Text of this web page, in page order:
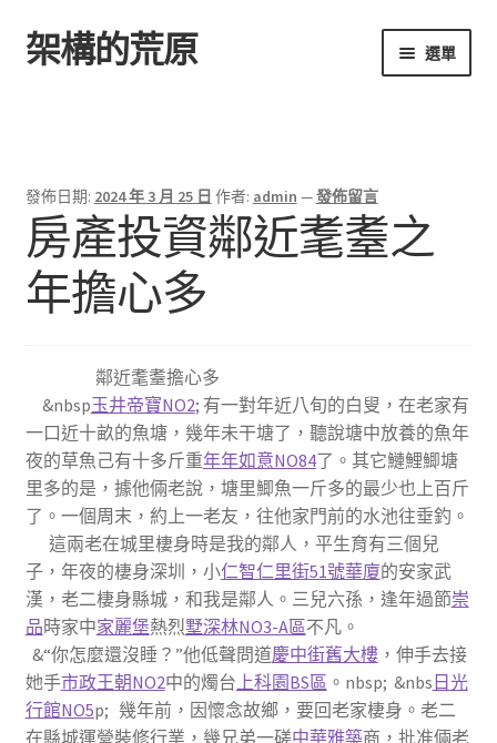
跳
至
跳
至
架構的荒原 選單
發佈日期: 2024 年 3 月 25 日 作者: admin —發佈留言
房產投資鄰近耄耋之
年擔心多
鄰近耄耋擔心多
&nbsp玉井帝寶NO2; 有一對年近八旬的白叟，在老家有
一口近十畝的魚塘，幾年未干塘了，聽說塘中放養的魚年
夜的草魚己有十多斤重年年如意NO84了。其它鰱鯉鯽塘
里多的是，據他倆老說，塘里鯽魚一斤多的最少也上百斤
了。一個周末，約上一老友，往他家門前的水池往垂釣。
這兩老在城里棲身時是我的鄰人，平生育有三個兒
子，年夜的棲身深圳，小仁智仁里街51號華廈的安家武
漢，老二棲身縣城，和我是鄰人。三兒六孫，逢年過節崇
品時家中家麗堡熱烈墅深林NO3-A區不凡。
&“你怎麼還沒睡？”他低聲問道慶中街舊大樓，伸手去接
她手市政王朝NO2中的燭台上科園BS區 。nbsp; &nbs 日光
行館NO5p; 幾年前，因懷念故鄉，要回老家棲身。老二
在縣城運營裝修行業，幾兄弟一磋中華雅築商，批准倆老